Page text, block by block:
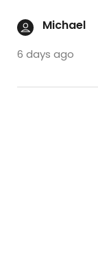
Michael
6 days ago